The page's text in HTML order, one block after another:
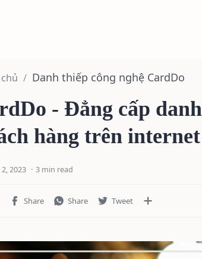
Danh thiếp công nghệ CardDo
- Đẳng cấp
hàng trên
3 min read